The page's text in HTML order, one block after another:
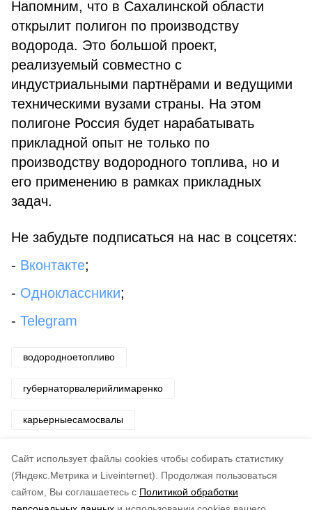
Cайт использует файлы cookies чтобы собирать статистику
(Яндекс.Метрика и Liveinternet).
Продолжая пользоваться
сайтом, Вы соглашаетесь с Политикой обработки
Напомним, что в Сахалинской области
открылит полигон по производству
водорода. Это большой проект,
реализуемый совместно с
индустриальными партнёрами и ведущими
техническими вузами страны. На этом
полигоне Россия будет нарабатывать
прикладной опыт не только по
производству водородного топлива, но и
его применению в рамках прикладных
задач.
Не забудьте подписаться на нас в соцсетях:
- Вконтакте;
- Одноклассники;
- Telegram
водородноетопливо
губернаторвалерийлимаренко
карьерныесамосвалы
Авторы: Департамент информационной политики
ПСО, Департамент информационной политики ПСО